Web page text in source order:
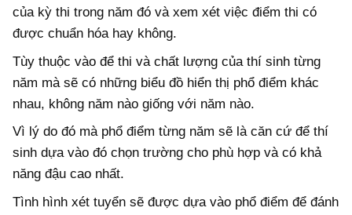
của kỳ thi trong năm đó và xem xét việc điểm thi có
được chuẩn hóa hay không.
Tùy thuộc vào để thi và chất lượng của thí sinh từng
năm mà sẽ có những biểu đồ hiển thị phổ điểm khác
nhau, không năm nào giống với năm nào.
Vì lý do đó mà phổ điểm từng năm sẽ là căn cứ để thí
sinh dựa vào đó chọn trường cho phù hợp và có khả
năng đậu cao nhất.
Tình hình xét tuyển sẽ được dựa vào phổ điểm để đánh